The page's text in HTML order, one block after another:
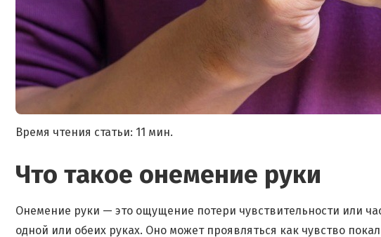
Время чтения статьи: 11 мин.
Что такое онемение руки
Онемение руки — это ощущение потери чувствительности или
одной или обеих руках. Оно может проявляться как чувство